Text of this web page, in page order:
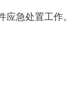
急处置工作。